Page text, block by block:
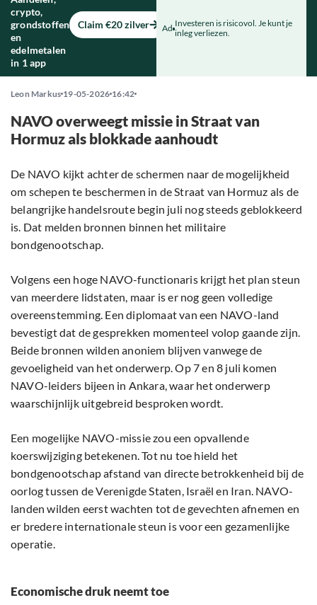
crypto,
grondstoffen
en
edelmetalen
in 1 app
Claim €20 zilver Ad Investeren is risicovol. Je kunt je
inleg verliezen.
Leon Markus 19-05-2026 16:42
NAVO overweegt missie in Straat van
Hormuz als blokkade aanhoudt
De NAVO kijkt achter de schermen naar de mogelijkheid
om schepen te beschermen in de Straat van Hormuz als de
belangrijke handelsroute begin juli nog steeds geblokkeerd
is. Dat melden bronnen binnen het militaire
bondgenootschap.
Volgens een hoge NAVO-functionaris krijgt het plan steun
van meerdere lidstaten, maar is er nog geen volledige
overeenstemming. Een diplomaat van een NAVO-land
bevestigt dat de gesprekken momenteel volop gaande zijn.
Beide bronnen wilden anoniem blijven vanwege de
gevoeligheid van het onderwerp. Op 7 en 8 juli komen
NAVO-leiders bijeen in Ankara, waar het onderwerp
waarschijnlijk uitgebreid besproken wordt.
Een mogelijke NAVO-missie zou een opvallende
koerswijziging betekenen. Tot nu toe hield het
bondgenootschap afstand van directe betrokkenheid bij de
oorlog tussen de Verenigde Staten, Israël en Iran. NAVO-
landen wilden eerst wachten tot de gevechten afnemen en
er bredere internationale steun is voor een gezamenlijke
operatie.
Economische druk neemt toe